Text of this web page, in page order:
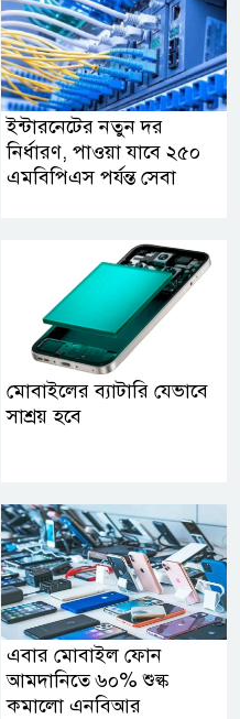
ইন্টারনেটের নতুন দর
নির্ধারণ, পাওয়া যাবে ২৫০
এমবিপিএস পর্যন্ত সেবা
মোবাইলের ব্যাটারি যেভাবে
সাশ্রয় হবে
এবার মোবাইল ফোন
আমদানিতে ৬০% শুল্ক
কমালো এনবিআর